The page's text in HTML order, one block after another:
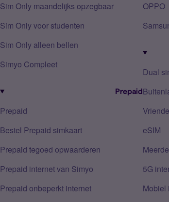
Sim Only maandelijks opzegbaar
Sim Only voor studenten
Sim Only alleen bellen
Simyo Compleet
Prepaid
Prepaid
Bestel Prepaid simkaart
Prepaid tegoed opwaarderen
Prepaid internet van Simyo
Prepaid onbeperkt internet
OPPO
Dual
eSIM
5G
Mobiel